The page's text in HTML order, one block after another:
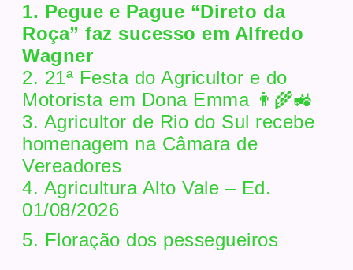
1. Pegue e Pague “Direto da
Roça” faz sucesso em Alfredo
Wagner
2. 21ª Festa do Agricultor e do
Motorista em Dona Emma 👨‍🌾🚜
3. Agricultor de Rio do Sul recebe
homenagem na Câmara de
Vereadores
4. Agricultura Alto Vale – Ed.
01/08/2026
5. Floração dos pessegueiros